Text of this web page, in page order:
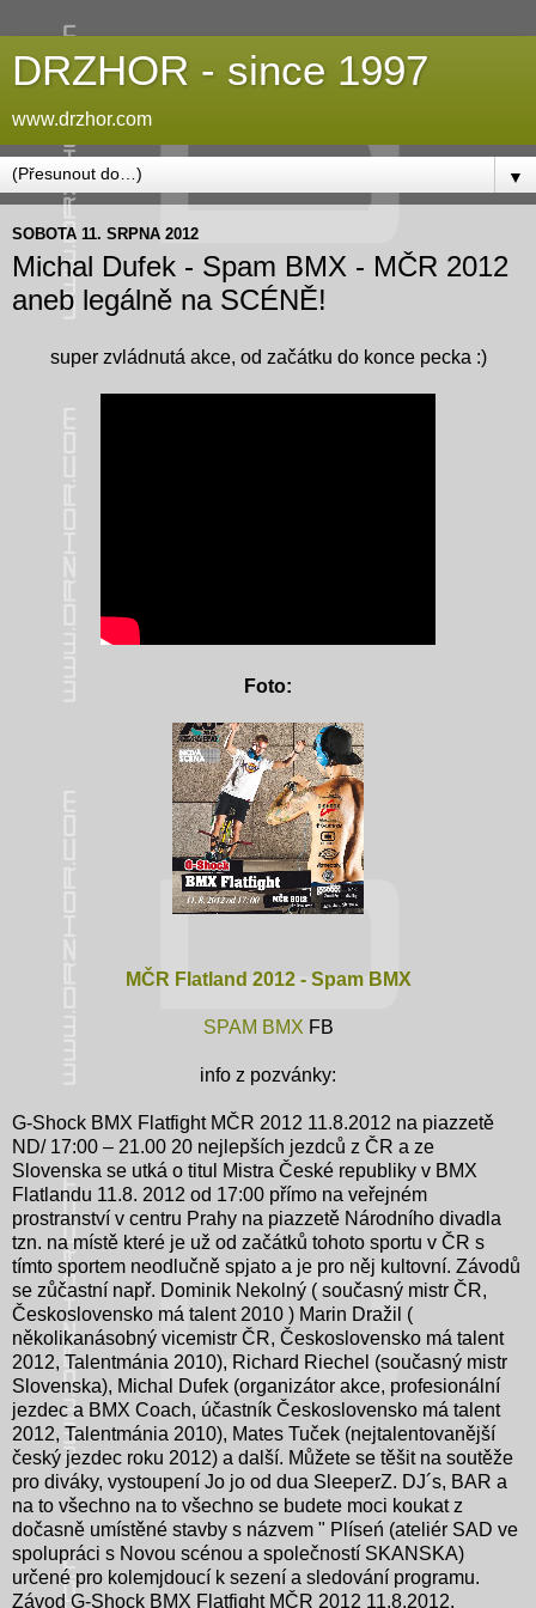
DRZHOR - since 1997
www.drzhor.com
▼
SOBOTA 11. SRPNA 2012
Michal Dufek - Spam BMX - MČR 2012
aneb legálně na SCÉNĚ!
super zvládnutá akce, od začátku do konce pecka :)
Foto:
MČR Flatland 2012 - Spam BMX
SPAM BMX FB
info z pozvánky:
G-Shock BMX Flatfight MČR 2012 11.8.2012 na piazzetě
ND/ 17:00 – 21.00 20 nejlepších jezdců z ČR a ze
Slovenska se utká o titul Mistra České republiky v BMX
Flatlandu 11.8. 2012 od 17:00 přímo na veřejném
prostranství v centru Prahy na piazzetě Národního divadla
tzn. na místě které je už od začátků tohoto sportu v ČR s
tímto sportem neodlučně spjato a je pro něj kultovní. Závodů
se zůčastní např. Dominik Nekolný ( současný mistr ČR,
Československo má talent 2010 ) Marin Dražil (
několikanásobný vicemistr ČR, Československo má talent
2012, Talentmánia 2010), Richard Riechel (současný mistr
Slovenska), Michal Dufek (organizátor akce, profesionální
jezdec a BMX Coach, účastník Československo má talent
2012, Talentmánia 2010), Mates Tuček (nejtalentovanější
český jezdec roku 2012) a další. Můžete se těšit na soutěže
pro diváky, vystoupení Jo jo od dua SleeperZ. DJ´s, BAR a
na to všechno na to všechno se budete moci koukat z
dočasně umístěné stavby s názvem " Plíseń (ateliér SAD ve
spolupráci s Novou scénou a společností SKANSKA)
určené pro kolemjdoucí k sezení a sledování programu.
Závod G-Shock BMX Flatfight MČR 2012 11.8.2012.